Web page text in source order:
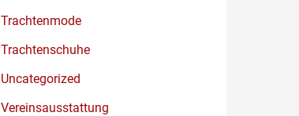
Trachtenmode
Trachtenschuhe
Uncategorized
Vereinsausstattung